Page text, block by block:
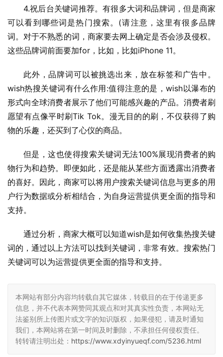
4.祝后台关键词推荐。有很多大词和品牌词，但是商家
可以看到哪些词是热门搜索。(请注意，这里有很多品牌
词。对于不熟悉的词，商家要去网上确定是否会涉及侵权。
这些品牌词前面要加for，比如，比如iPhone 11。
此外，品牌词可以被挑选出来，放在标签和广告中。
wish热搜关键词有什么作用:值得注意的是，wish以瀑布的
形式向全球消费者展示了他们可能感兴趣的产品。消费者刷
愿望有点像平时刷Tik Tok。漫无目的的刷，不仅获得了购
物的乐趣，还买到了心仪的商品。
但是，这也使得搜索关键词无法100%展现消费者的购
物行为和趋势。即便如此，还是能从某些方面透露出消费者
的喜好。因此，商家可以将用户搜索关键词信息与更多的用
户行为数据或分析相结合，为自身运营提供更全面的指导和
支持。
通过分析，商家大概可以知道wish是如何收集热搜关键
词的，通过以上方法可以找到关键词，非常有效。搜索热门
关键词可以为运营提供更全面的指导和支持。
本网站有部分内容均转载自其它媒体，转载目的在于传递更多
信息，并不代表本网赞同其观点和对其真实性负责，本网站无
法鉴别所上传图片或文字的知识版权，如果侵犯，请及时通知
我们，本网站将在第一时间及时删除，不承担任何侵权责任。
转转请注明出处： https://www.xdyinyueqf.com/5236.html